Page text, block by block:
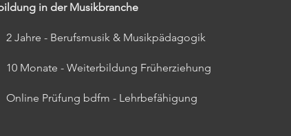
in der Musikbranche
2 Jahre - Berufsmusik & Musikpädagogik
10 Monate - Weiterbildung Früherziehung
Online Prüfung bdfm - Lehrbefähigung